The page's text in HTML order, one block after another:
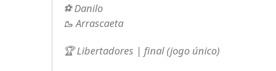
⚽️ Danilo
🥾 Arrascaeta
🏆 Libertadores | final (jogo único)